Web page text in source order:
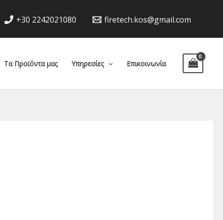
+30 2242021080 firetech.kos@gmail.com
Τα Προϊόντα μας Υπηρεσίες Επικοινωνία